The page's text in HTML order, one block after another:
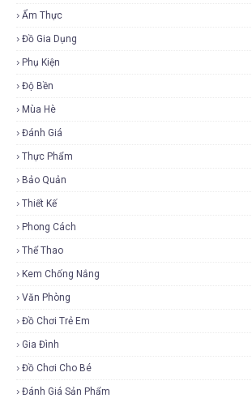
Ẩm Thực
Đồ Gia Dụng
Phụ Kiện
Độ Bền
Mùa Hè
Đánh Giá
Thực Phẩm
Bảo Quản
Thiết Kế
Phong Cách
Thể Thao
Kem Chống Nắng
Văn Phòng
Đồ Chơi Trẻ Em
Gia Đình
Đồ Chơi Cho Bé
Đánh Giá Sản Phẩm